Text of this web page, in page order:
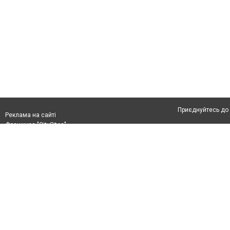
Реклама на сайті
Франшиза "CitySites"
Приєднуйтесь до